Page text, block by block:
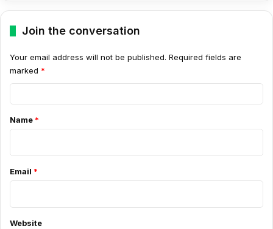
Join the conversation
Your email address will not be published. Required fields are
marked *
m
n
*
Name *
Email *
Website